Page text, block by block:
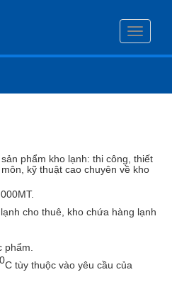
Toggle
phẩm kho lạnh: thi công, thiết
kỹ thuật cao chuyên về kho
cho thuê, kho chứa hàng lạnh
0C tùy thuộc vào yêu cầu của